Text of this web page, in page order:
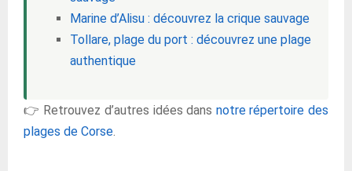
Marine d’Alisu : découvrez la crique sauvage
Tollare, plage du port : découvrez une plage
authentique
👉 Retrouvez d’autres idées dans notre répertoire des
plages de Corse.